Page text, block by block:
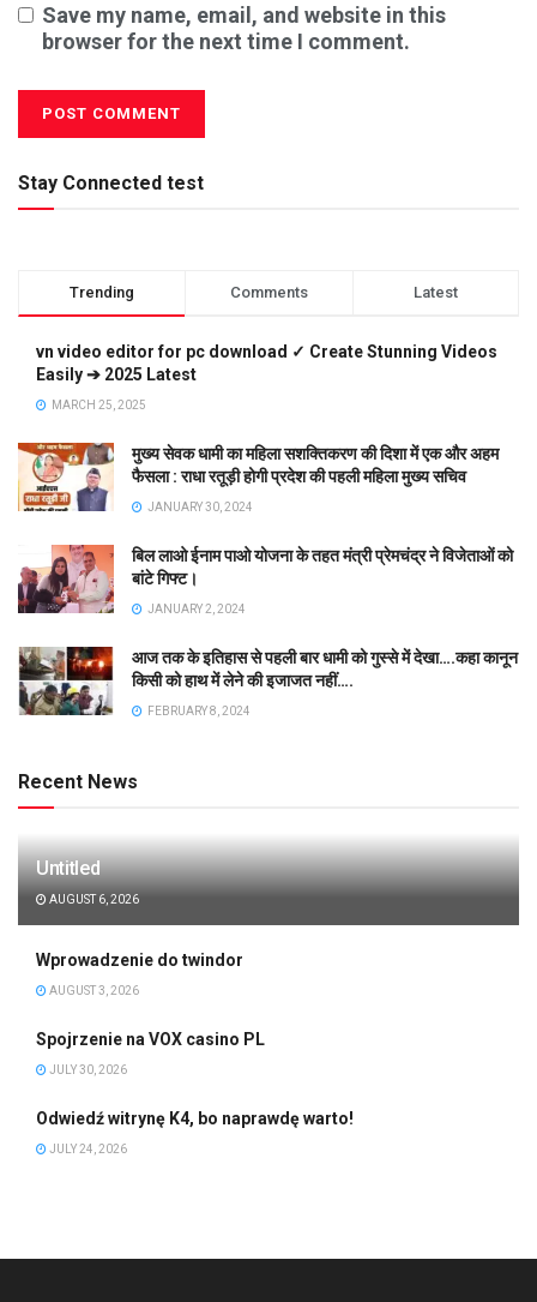
Save my name, email, and website in this
browser for the next time I comment.
Stay Connected test
Trending Comments Latest
vn video editor for pc download ✓ Create Stunning Videos
Easily ➔ 2025 Latest
MARCH 25, 2025
मुख्य सेवक धामी का महिला सशक्तिकरण की दिशा में एक और अहम
फैसला : राधा रतूड़ी होगी प्रदेश की पहली महिला मुख्य सचिव
JANUARY 30, 2024
बिल लाओ ईनाम पाओ योजना के तहत मंत्री प्रेमचंद्र ने विजेताओं को
बांटे गिफ्ट।
JANUARY 2, 2024
आज तक के इतिहास से पहली बार धामी को गुस्से में देखा….कहा कानून
किसी को हाथ में लेने की इजाजत नहीं….
FEBRUARY 8, 2024
Recent News
Untitled
AUGUST 6, 2026
Wprowadzenie do twindor
AUGUST 3, 2026
Spojrzenie na VOX casino PL
JULY 30, 2026
Odwiedź witrynę K4, bo naprawdę warto!
JULY 24, 2026